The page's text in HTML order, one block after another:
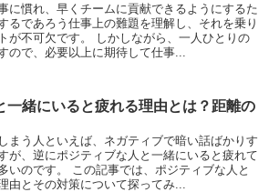
に慣れ、早くチームに貢献できるようにするた
るであろう仕事上の難題を理解し、それを乗り
が不可欠です。 しかしながら、一人ひとりの
ので、必要以上に期待して仕事...
一緒にいると疲れる理由とは？距離の
まう人といえば、ネガティブで暗い話ばかりす
が、逆にポジティブな人と一緒にいると疲れて
いのです。 この記事では、ポジティブな人と
由とその対策について探ってみ...